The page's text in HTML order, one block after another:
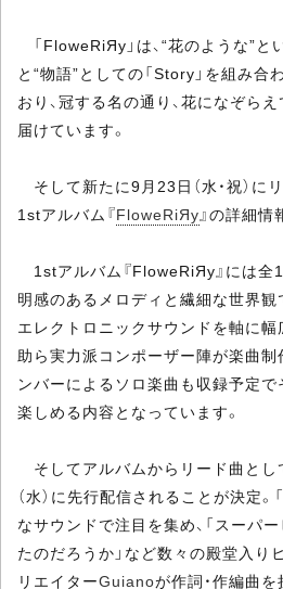
「FloweRiЯy」は、“花のような”と
と“物語”としての「Story」を組み
おり、冠する名の通り、花になぞら
届けています。
そして新たに9月23日（水・祝）に
1stアルバム『FloweRiЯy』の詳細情
1stアルバム『FloweRiЯy』には全
明感のあるメロディと繊細な世界観
エレクトロニックサウンドを軸に
助ら実力派コンポーザー陣が楽曲制
ンバーによるソロ楽曲も収録予定
楽しめる内容となっています。
そしてアルバムからリード曲とし
（水）に先行配信されることが決定。
なサウンドで注目を集め、「スーパ
たのだろうか」など数々の殿堂入り
リエイターGuianoが作詞・作編曲を